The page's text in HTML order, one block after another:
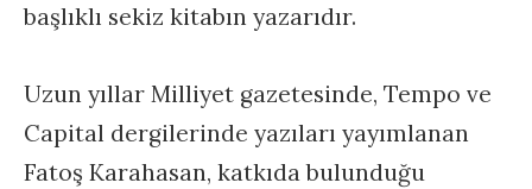
başlıklı sekiz kitabın yazarıdır.
Uzun yıllar Milliyet gazetesinde, Tempo ve
Capital dergilerinde yazıları yayımlanan
Fatoş Karahasan, katkıda bulunduğu